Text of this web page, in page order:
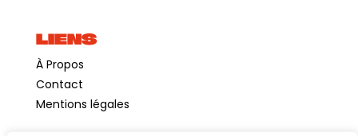
Batcub – Bastide Darwin
Tram A – arrêt Jardin Botanique ou Stalingrad
Bus 45, 91 ou 92 – arrêt Hortense ou Maréchal
LIENS
À Propos
Contact
Mentions légales